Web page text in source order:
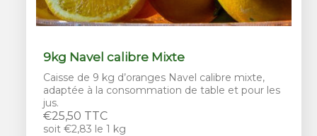
9kg Navel calibre Mixte
Caisse de 9 kg d’oranges Navel calibre mixte,
adaptée à la consommation de table et pour les
jus.
€25,50 TTC
soit €2,83 le 1 kg